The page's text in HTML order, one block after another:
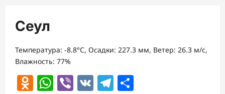
Сеул
Температура: -8.8°C, Осадки: 227.3 мм, Ветер: 26.3 м/с,
Влажность: 77%
Odnoklassniki
WhatsApp
Viber
VK Telegram